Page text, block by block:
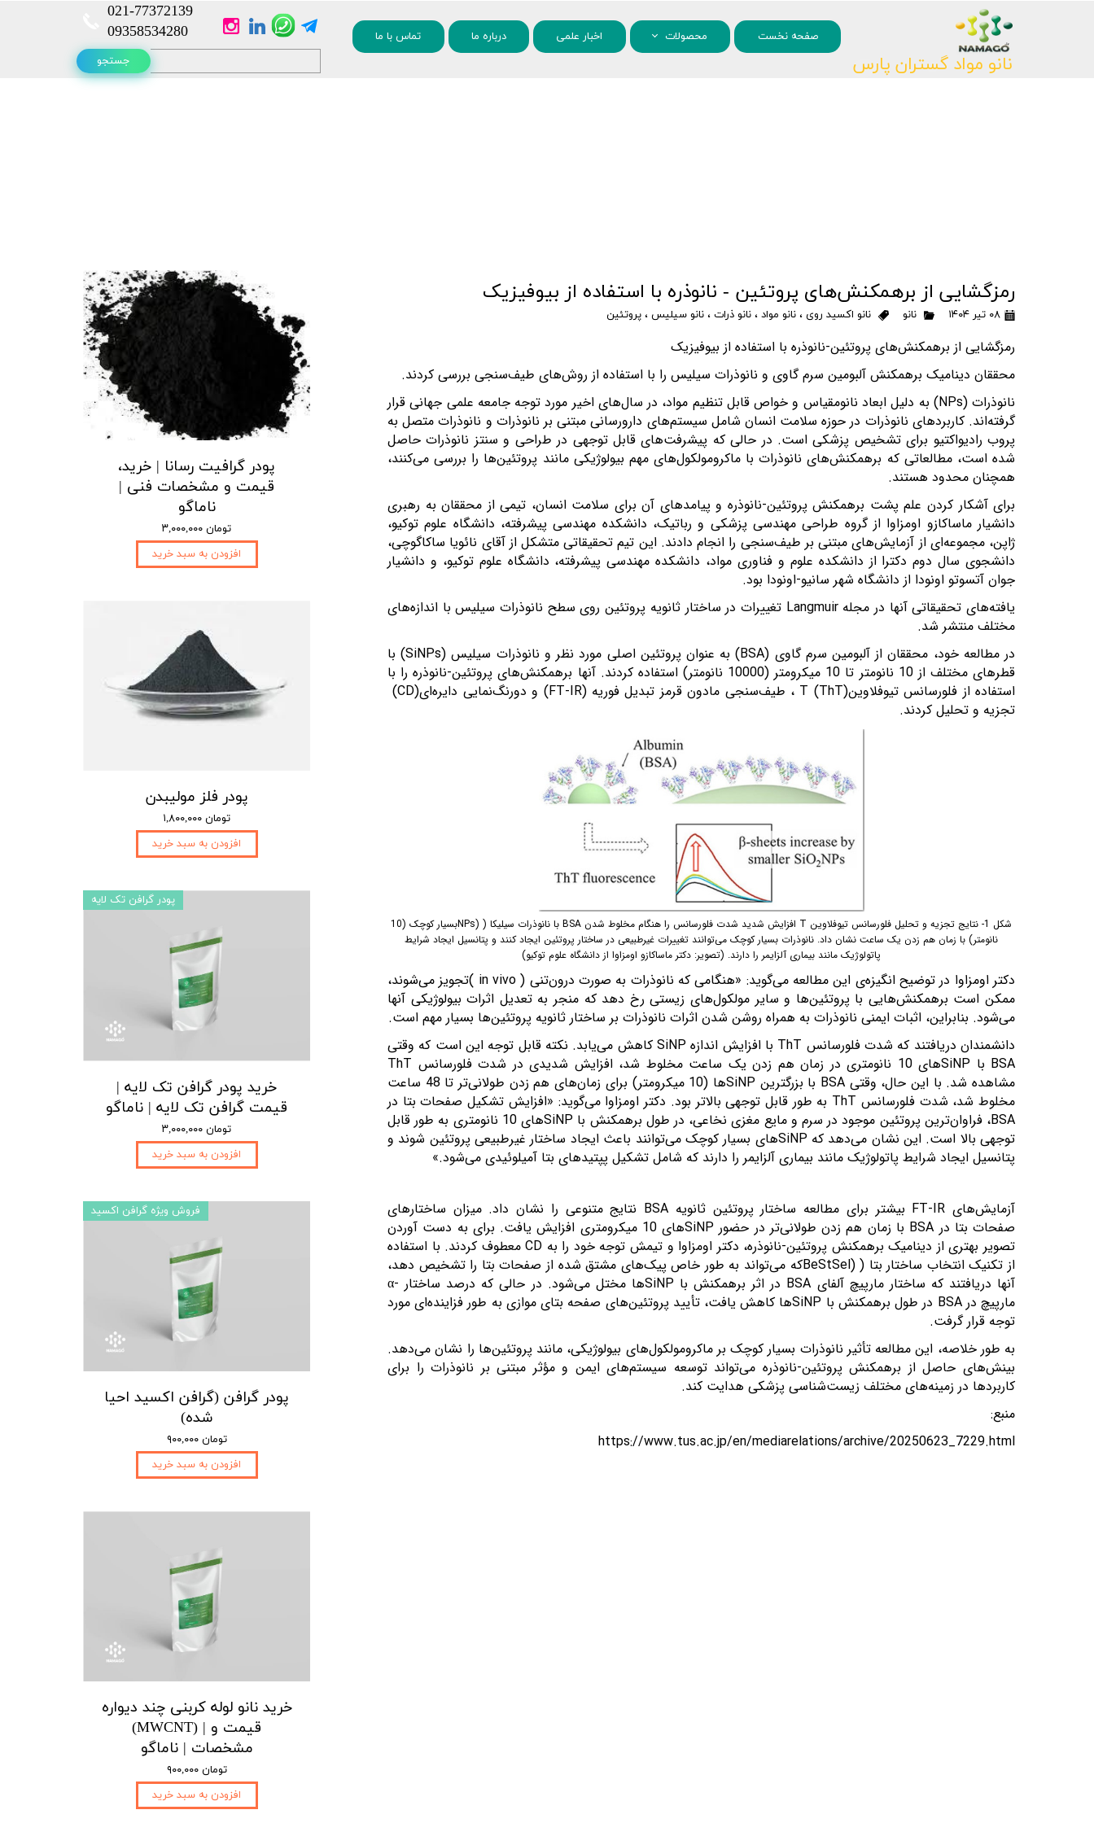
صفحه نخست محصولات اخبار علمی درباره ما تماس با ما
نانو مواد گستران پارس
021-77372139​​​​​​​
​​​​​​​09358534280
جستجو
۰
رمزگشایی از برهمکنش‌های پروتئین - نانوذره با استفاده از بیوفیزیک
۰۸ تیر ۱۴۰۴ نانو نانو اکسید روی، نانو مواد، نانو ذرات، نانو سیلیس، پروتئین
رمزگشایی از برهمکنش‌های پروتئین-نانوذره با استفاده از بیوفیزیک
محققان دینامیک برهمکنش آلبومین سرم گاوی و نانوذرات سیلیس را با استفاده از روش‌های طیف‌سنجی بررسی کردند.
نانوذرات(NPs) به دلیل ابعاد نانومقیاس و خواص قابل تنظیم مواد، در سال‌های اخیر مورد توجه جامعه علمی جهانی قرار
گرفته‌اند. کاربردهای نانوذرات در حوزه سلامت انسان شامل سیستم‌های دارورسانی مبتنی بر نانوذرات و نانوذرات متصل به
پروب رادیواکتیو برای تشخیص پزشکی است. در حالی که پیشرفت‌های قابل توجهی در طراحی و سنتز نانوذرات حاصل
شده است، مطالعاتی که برهمکنش‌های نانوذرات با ماکرومولکول‌های مهم بیولوژیکی مانند پروتئین‌ها را بررسی می‌کنند،
همچنان محدود هستند.
برای آشکار کردن علم پشت برهمکنش پروتئین-نانوذره و پیامدهای آن برای سلامت انسان، تیمی از محققان به رهبری
دانشیار ماساکازو اومزاوا از گروه طراحی مهندسی پزشکی و رباتیک، دانشکده مهندسی پیشرفته، دانشگاه علوم توکیو،
ژاپن، مجموعه‌ای از آزمایش‌های مبتنی بر طیف‌سنجی را انجام دادند. این تیم تحقیقاتی متشکل از آقای نائویا ساکاگوچی،
دانشجوی سال دوم دکترا از دانشکده علوم و فناوری مواد، دانشکده مهندسی پیشرفته، دانشگاه علوم توکیو، و دانشیار
جوان آتسوتو اونودا از دانشگاه شهر سانیو-اونودا بود.
یافته‌های تحقیقاتی آنها در مجله Langmuirتغییرات در ساختار ثانویه پروتئین روی سطح نانوذرات سیلیس با اندازه‌های
مختلف منتشر شد.
در مطالعه خود، محققان از آلبومین سرم گاوی (BSA) به عنوان پروتئین اصلی مورد نظر و نانوذرات سیلیس(SiNPs) با
قطرهای مختلف از 10 نانومتر تا 10 میکرومتر (10000 نانومتر) استفاده کردند. آنها برهمکنش‌های پروتئین-نانوذره را با
استفاده از فلورسانس تیوفلاوینT (ThT) ، طیف‌سنجی مادون قرمز تبدیل فوریه (FT-IR) و دورنگ‌نمایی دایره‌ای(CD)
تجزیه و تحلیل کردند.
شکل 1- نتایج تجزیه و تحلیل فلورسانس تیوفلاوین T افزایش شدید شدت فلورسانس را هنگام مخلوط شدن BSAبا نانوذرات سیلیکا (NPs)
بسیار کوچک (10
نانومتر) با زمان هم زدن یک ساعت نشان داد. نانوذرات بسیار کوچک می‌توانند تغییرات غیرطبیعی در ساختار پروتئین ایجاد کنند و پتانسیل ایجاد شرایط
پاتولوژیک مانند بیماری آلزایمر را دارند. (تصویر: دکتر ماساکازو اومزاوا از دانشگاه علوم توکیو)
دکتر اومزاوا در توضیح انگیزه‌ی این مطالعه می‌گوید: «هنگامی که نانوذرات به صورت درون‌تنی (in vivo )تجویز می‌شوند،
ممکن است برهمکنش‌هایی با پروتئین‌ها و سایر مولکول‌های زیستی رخ دهد که منجر به تعدیل اثرات بیولوژیکی آنها
می‌شود. بنابراین، اثبات ایمنی نانوذرات به همراه روشن شدن اثرات نانوذرات بر ساختار ثانویه پروتئین‌ها بسیار مهم است.
دانشمندان دریافتند که شدت فلورسانس ThT با افزایش اندازه SiNPکاهش می‌یابد. نکته قابل توجه این است که وقتی
BSA با SiNPهای 10 نانومتری در زمان هم زدن یک ساعت مخلوط شد، افزایش شدیدی در شدت فلورسانس
ThT
مشاهده شد. با این حال، وقتیBSA با بزرگترینSiNP
ها (10 میکرومتر) برای زمان‌های هم زدن طولانی‌تر تا 48 ساعت
مخلوط شد، شدت فلورسانس ThT به طور قابل توجهی بالاتر بود. دکتر اومزاوا می‌گوید: «افزایش تشکیل صفحات بتا در
BSA، فراوان‌ترین پروتئین موجود در سرم و مایع مغزی نخاعی، در طول برهمکنش با SiNP
های 10 نانومتری به طور قابل
توجهی بالا است. این نشان می‌دهد کهSiNPهای بسیار کوچک می‌توانند باعث ایجاد ساختار غیرطبیعی پروتئین شوند و
پتانسیل ایجاد شرایط پاتولوژیک مانند بیماری آلزایمر را دارند که شامل تشکیل پپتیدهای بتا آمیلوئیدی می‌شود.»
آزمایش‌های FT-IR بیشتر برای مطالعه ساختار پروتئین ثانویه BSA نتایج متنوعی را نشان داد. میزان ساختارهای
صفحات بتا در BSA با زمان هم زدن طولانی‌تر در حضور SiNP
های 10 میکرومتری افزایش یافت. برای به دست آوردن
تصویر بهتری از دینامیک برهمکنش پروتئین-نانوذره، دکتر اومزاوا و تیمش توجه خود را به CDمعطوف کردند. با استفاده
از تکنیک انتخاب ساختار بتا (BeStSel)که می‌تواند به طور خاص پیک‌های مشتق شده از صفحات بتا را تشخیص دهد،
آنها دریافتند که ساختار مارپیچ آلفای BSA در اثر برهمکنش باSiNPها مختل می‌شود. در حالی که درصد ساختار α-
مارپیچ درBSA در طول برهمکنش با SiNPها کاهش یافت، تأیید پروتئین‌های صفحه بتای موازی به طور فزاینده‌ای مورد
توجه قرار گرفت.
به طور خلاصه، این مطالعه تأثیر نانوذرات بسیار کوچک بر ماکرومولکول‌های بیولوژیکی، مانند پروتئین‌ها را نشان می‌دهد.
بینش‌های حاصل از برهمکنش پروتئین-نانوذره می‌تواند توسعه سیستم‌های ایمن و مؤثر مبتنی بر نانوذرات را برای
کاربردها در زمینه‌های مختلف زیست‌شناسی پزشکی هدایت کند.
منبع:
https://www.tus.ac.jp/en/mediarelations/archive/20250623_7229.html
پودر گرافیت رسانا | خرید،
قیمت و مشخصات فنی |
ناماگو
۳,۰۰۰,۰۰۰ تومان
افزودن به سبد خرید
پودر فلز مولیبدن
۱,۸۰۰,۰۰۰ تومان
افزودن به سبد خرید
خرید پودر گرافن تک لایه |
قیمت گرافن تک لایه | ناماگو
۳,۰۰۰,۰۰۰ تومان
افزودن به سبد خرید
پودر گرافن تک لایه
پودر گرافن (گرافن اکسید احیا
شده)
۹۰۰,۰۰۰ تومان
افزودن به سبد خرید
فروش ویژه گرافن اکسید
خرید نانو لوله کربنی چند دیواره
(MWCNT) | قیمت و
مشخصات | ناماگو
۹۰۰,۰۰۰ تومان
افزودن به سبد خرید